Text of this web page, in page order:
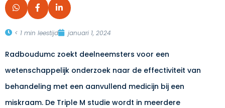
< 1 min leestijd januari 1, 2024
Radboudumc zoekt deelneemsters voor een
wetenschappelijk onderzoek naar de effectiviteit van
behandeling met een aanvullend medicijn bij een
miskraam. De Triple M studie wordt in meerdere